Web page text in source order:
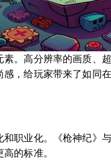
。高分辨率的画质、
，给玩家带来了如同
职业化。《枪神纪》
的标准。